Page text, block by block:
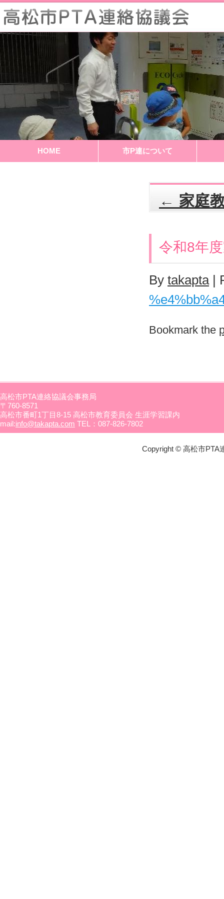
HOME 市P連について
← 家庭
令和8年
By takapta |
Bookmark the
高松市PTA連絡協議会事務局
〒760-8571
高松市番町1丁目8-15 高松市教育委員会 生涯学習課内
mail:info@takapta.com TEL：087-826-7802
Copyright © 高松市PTA